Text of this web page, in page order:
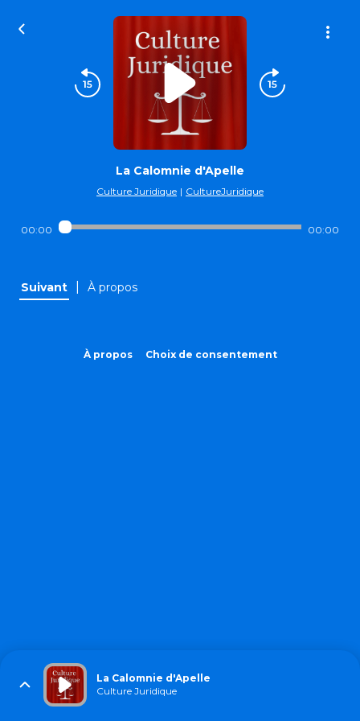
La Calomnie d'Apelle
Culture Juridique | CultureJuridique
00:00 00:00
Suivant À propos
À propos Choix de consentement
La Calomnie d'Apelle
Culture Juridique